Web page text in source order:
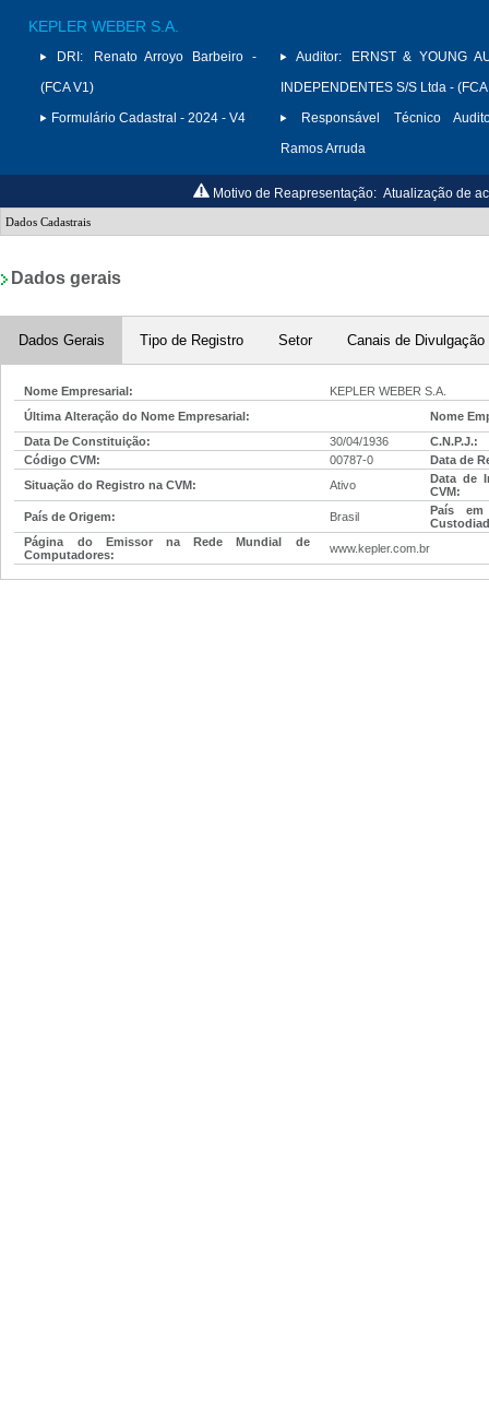
KEPLER WEBER S.A.
DRI:
Renato Arroyo Barbeiro -
(FCA V1)
Formulário Cadastral - 2024 - V4
Auditor:
ERNST & YOUNG
INDEPENDENTES S/S Ltda -
Responsável Técnico
Ramos Arruda
Motivo de Reapresentação: Atualização de